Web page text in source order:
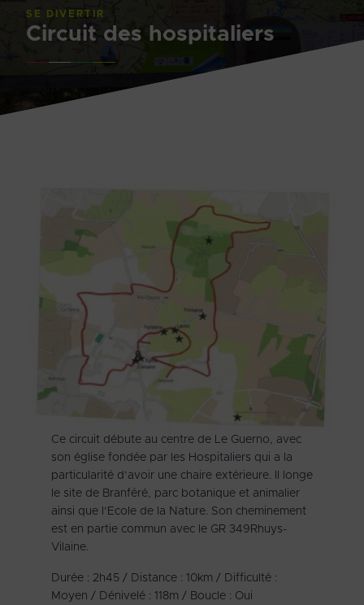
SE DIVERTIR
Circuit des hospitaliers
Ce circuit débute au centre de Le Guerno, avec
son église fondée par les Hospitaliers qui a la
particularité d’avoir une chaire extérieure. Il longe
le site de Branféré, parc botanique et animalier
ainsi que l’Ecole de la Nature. Son cheminement
est en partie commun avec le GR 349Rhuys-
Vilaine.
Durée : 2h45 / Distance : 10km / Difficulté :
Moyen / Dénivelé : 118m / Boucle : Oui